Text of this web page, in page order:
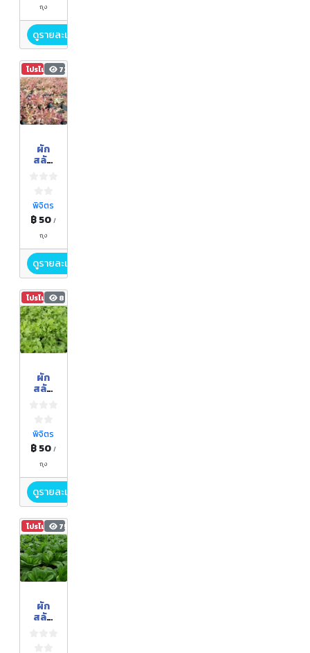
ถุง
ดูรายละเอียด
โปรโมชัน728
ผัก
สลัด
พิจิตร
฿ 50/
ถุง
ดูรายละเอียด
โปรโมชัน857
ผัก
สลัด
พิจิตร
฿ 50/
ถุง
ดูรายละเอียด
โปรโมชัน 753
ผัก
สลัด